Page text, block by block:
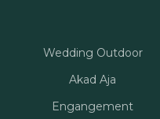
Wedding Outdoor
Akad Aja
Engangement